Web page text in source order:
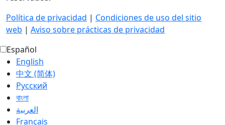
Política de privacidad | Condiciones de uso del sitio
web | Aviso sobre prácticas de privacidad
Español
English
中文 (简体)
Русский
বাংলা
العربية‏
Français